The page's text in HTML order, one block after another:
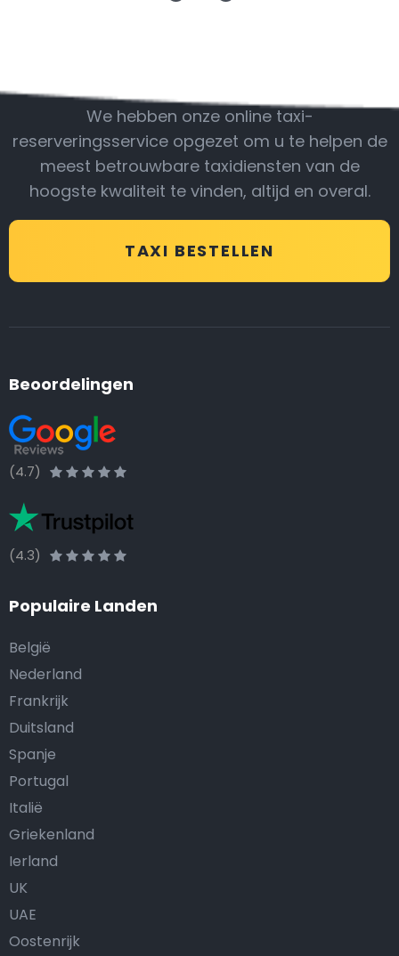
We hebben onze online taxi-
reserveringsservice opgezet om u te helpen de
meest betrouwbare taxidiensten van de
hoogste kwaliteit te vinden, altijd en overal.
TAXI BESTELLEN
Beoordelingen
(4.7)
(4.3)
Populaire Landen
België
Nederland
Frankrijk
Duitsland
Spanje
Portugal
Italië
Griekenland
Ierland
UK
UAE
Oostenrijk